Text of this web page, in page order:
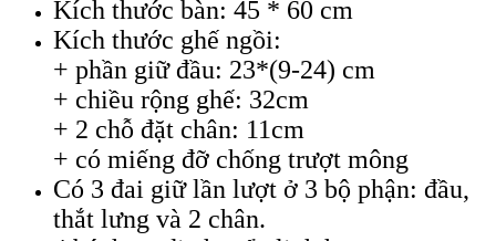
Kích thước bàn: 45 * 60 cm
Kích thước ghế ngồi:
+ phần giữ đầu: 23*(9-24) cm
+ chiều rộng ghế: 32cm
+ 2 chỗ đặt chân: 11cm
+ có miếng đỡ chống trượt mông
Có 3 đai giữ lần lượt ở 3 bộ phận: đầu,
thắt lưng và 2 chân.